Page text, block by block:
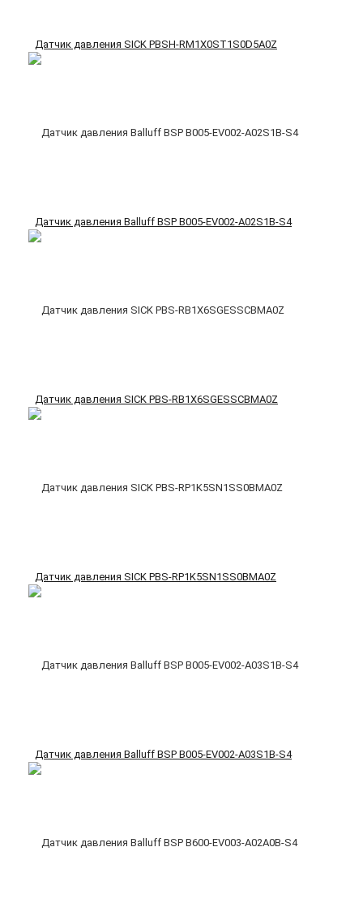
Датчик давления SICK PBSH-RM1X0ST1S0D5A0Z
Датчик давления Balluff BSP B005-EV002-A02S1B-S4
Датчик давления SICK PBS-RB1X6SGESSCBMA0Z
Датчик давления SICK PBS-RP1K5SN1SS0BMA0Z
Датчик давления Balluff BSP B005-EV002-A03S1B-S4